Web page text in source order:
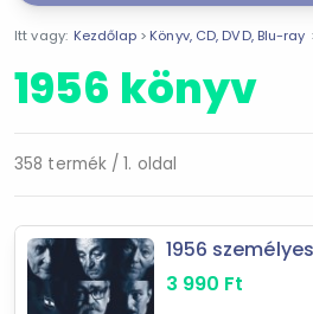
Segítünk a keresésben!
Válaszd ki a jellemzőketTe
490 Ft
-
Itt vagy: Kezdőlap Könyv, CD, DVD, Blu-ray
1956 könyv
358 termék / 1. oldal
1956
3 990 Ft